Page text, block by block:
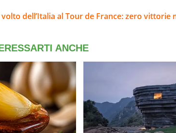
dell’Italia al Tour de France: zero vittorie